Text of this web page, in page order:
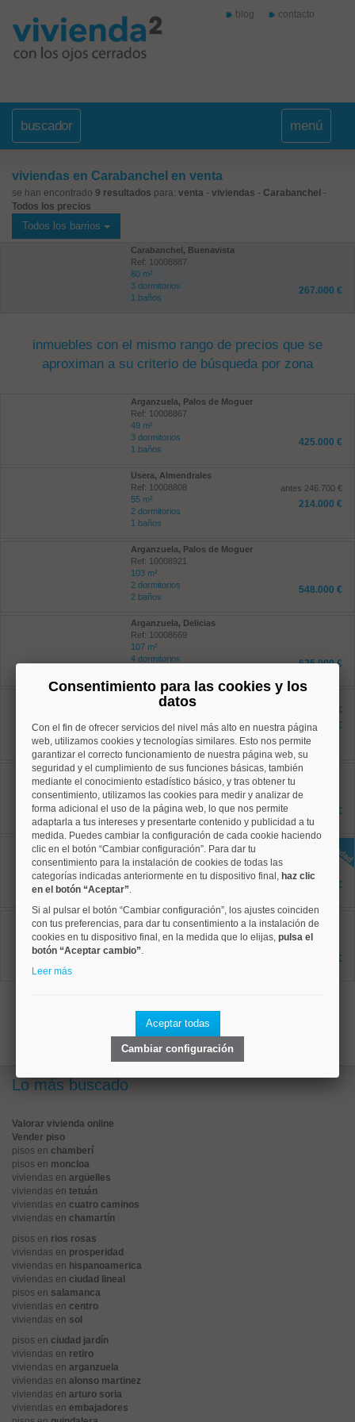
blog contacto
buscador menú
viviendas en Carabanchel en venta
se han encontrado 9 resultados para: venta - viviendas - Carabanchel -
Todos los precios
Todos los barrios
Carabanchel, Buenavista
Ref: 10008887
80 m²
3 dormitorios
1 baños
267.000 €
inmuebles con el mismo rango de precios que se
aproximan a su criterio de búsqueda por zona
Arganzuela, Palos de Moguer
Ref: 10008867
49 m²
3 dormitorios
1 baños
425.000 €
Usera, Almendrales
Ref: 10008808
55 m²
2 dormitorios
1 baños
antes 246.700 €
214.000 €
Arganzuela, Palos de Moguer
Ref: 10008921
103 m²
2 dormitorios
2 baños
548.000 €
Arganzuela, Delicias
Ref: 10008669
107 m²
4 dormitorios
625.000 €
Usera, Almendrales
Ref: 10008761
4 dormitorios
1 baños
antes 548.500 €
496.000 €
Arganzuela, Acacias
Ref: 10008825
133 m²
2 dormitorios
2 baños
540.000 €
Arganzuela, Palos de Moguer
Ref: 10008962
135 m²
2 dormitorios
2 baños
1.220.000 €
Arganzuela, Palos de Moguer
Ref: 10008859
157 m²
6 dormitorios
1.089.000 €
Lo más buscado
Valorar vivienda online
Vender piso
pisos en chamberí
pisos en moncloa
viviendas en argüelles
viviendas en tetuán
viviendas en cuatro caminos
viviendas en chamartín
pisos en rios rosas
viviendas en prosperidad
viviendas en hispanoamerica
viviendas en ciudad lineal
pisos en salamanca
viviendas en centro
viviendas en sol
pisos en ciudad jardín
viviendas en retiro
viviendas en arganzuela
viviendas en alonso martinez
viviendas en arturo soria
viviendas en embajadores
Consentimiento para las cookies y los
datos
Con el fin de ofrecer servicios del nivel más alto en nuestra página
web, utilizamos cookies y tecnologías similares. Esto nos permite
garantizar el correcto funcionamiento de nuestra página web, su
seguridad y el cumplimiento de sus funciones básicas, también
mediante el conocimiento estadístico básico, y tras obtener tu
consentimiento, utilizamos las cookies para medir y analizar de
forma adicional el uso de la página web, lo que nos permite
adaptarla a tus intereses y presentarte contenido y publicidad a tu
medida. Puedes cambiar la configuración de cada cookie haciendo
clic en el botón “Cambiar configuración”. Para dar tu
consentimiento para la instalación de cookies de todas las
categorías indicadas anteriormente en tu dispositivo final, haz clic
en el botón “Aceptar”.
Si al pulsar el botón “Cambiar configuración”, los ajustes coinciden
con tus preferencias, para dar tu consentimiento a la instalación de
cookies en tu dispositivo final, en la medida que lo elijas, pulsa el
botón “Aceptar cambio”.
Leer más
Aceptar todas
Cambiar configuración